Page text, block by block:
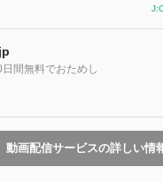
間無料でおためし
動画配信サービスの詳しい情